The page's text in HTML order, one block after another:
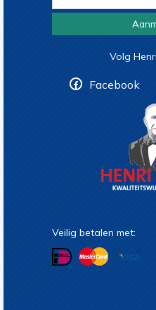
Volg
Facebook
Veilig betalen met: